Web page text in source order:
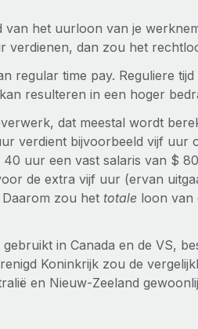
van het uurloon van je
verdienen, dan zou het
regular time pay. Reguliere
resulteren in een hoger
dat meestal wordt
verdient bijvoorbeeld vijf uur
uur een vast salaris van $
de extra vijf uur (ervan
zou het totaleloon van
in Canada en de VS,
Koninkrijk zou de
en Nieuw-Zeeland